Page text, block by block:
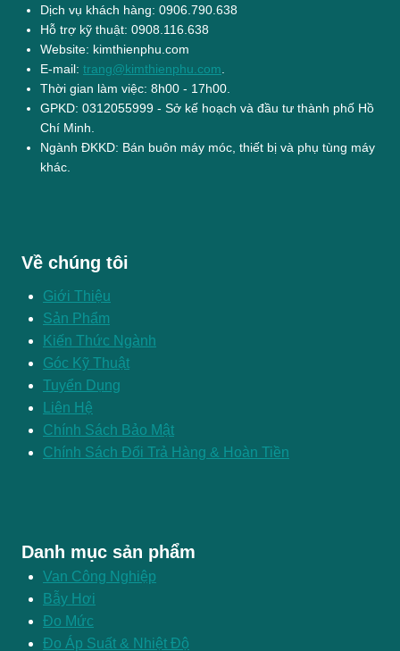
Dịch vụ khách hàng: 0906.790.638
Hỗ trợ kỹ thuật: 0908.116.638
Website: kimthienphu.com
E-mail: trang@kimthienphu.com
Thời gian làm việc: 8h00 - 17h00.
GPKD: 0312055999 - Sở kế hoạch và đầu tư thành phố Hồ
Chí Minh.
Ngành ĐKKD: Bán buôn máy móc, thiết bị và phụ tùng máy
khác.
Về chúng tôi
Giới Thiệu
Sản Phẩm
Kiến Thức Ngành
Góc Kỹ Thuật
Tuyển Dụng
Liên Hệ
Chính Sách Bảo Mật
Chính Sách Đổi Trả Hàng & Hoàn Tiền
Danh mục sản phẩm
Van Công Nghiệp
Bẫy Hơi
Đo Mức
Đo Áp Suất & Nhiệt Độ